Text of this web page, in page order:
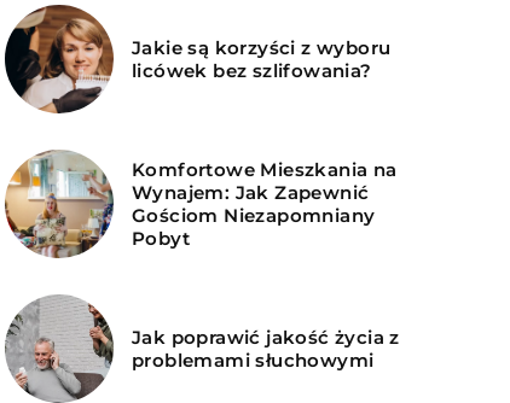
Jakie są korzyści z wyboru
licówek bez szlifowania?
Komfortowe Mieszkania na
Wynajem: Jak Zapewnić
Gościom Niezapomniany
Pobyt
Jak poprawić jakość życia z
problemami słuchowymi